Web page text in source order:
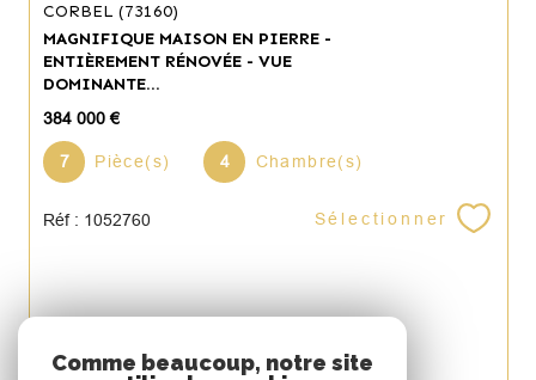
CORBEL (73160)
MAGNIFIQUE MAISON EN PIERRE -
ENTIÈREMENT RÉNOVÉE - VUE
DOMINANTE...
384 000 €
7 Pièce(s) 4 Chambre(s)
Réf : 1052760 Sélectionner
Espace
Comme beaucoup, notre site